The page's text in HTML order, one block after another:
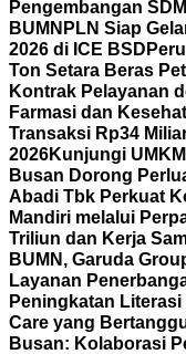
Pengembangan
BUMN PLN Siap
2026 di ICE BSD
Ton Setara Beras
Kontrak Pelayanan
Farmasi dan
Transaksi Rp34
2026Kunjungi
Busan Dorong
Abadi Tbk Perkuat
Mandiri melalui
Triliun dan Kerja
BUMN, Garuda
Layanan
Peningkatan
Care yang
Busan: Kolaborasi